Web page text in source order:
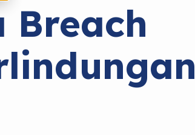
Breach